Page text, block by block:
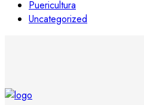
Puericultura
Uncategorized